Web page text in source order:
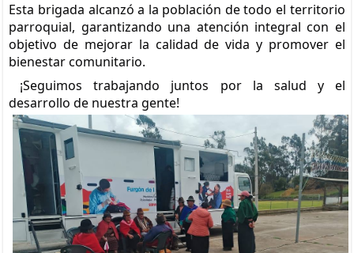
Esta brigada alcanzó a la población de todo el territorio
parroquial, garantizando una atención integral con el
objetivo de mejorar la calidad de vida y promover el
bienestar comunitario.
¡Seguimos trabajando juntos por la salud y el
desarrollo de nuestra gente!